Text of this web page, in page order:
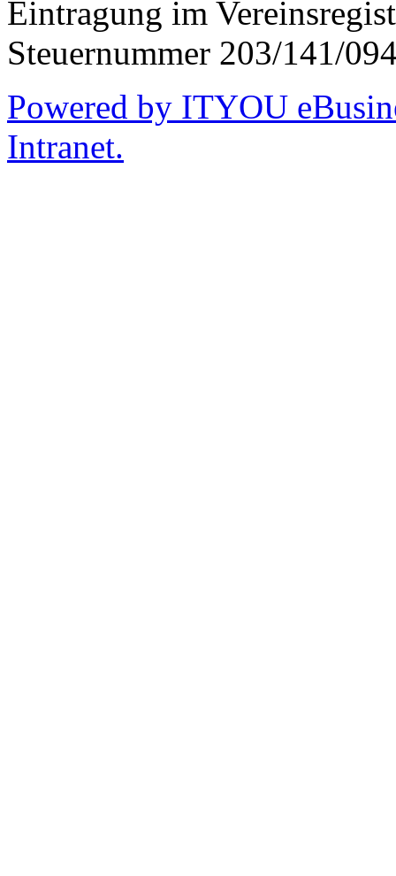
Eintragung im
Steuernummer 203/141/
Powered by ITYOU
Intranet.